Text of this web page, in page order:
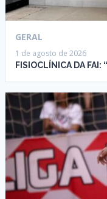
GERAL
1 de agosto de 2026
FISIOCLÍNICA DA FAI: